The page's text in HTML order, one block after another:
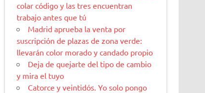
colar código y las tres encuentran
trabajo antes que tú
Madrid aprueba la venta por
suscripción de plazas de zona verde:
llevarán color morado y candado propio
Deja de quejarte del tipo de cambio
y mira el tuyo
Catorce y veintidós. Yo solo pongo